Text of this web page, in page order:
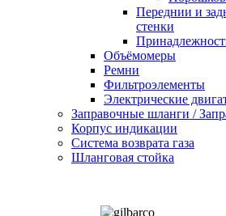
Переднии и
стенки
Объёмомеры
Ремни
Фильтроэлементы
Электрические
Заправочные шланги /
Корпус индикации
Система возврата газа
Шланговая стойка